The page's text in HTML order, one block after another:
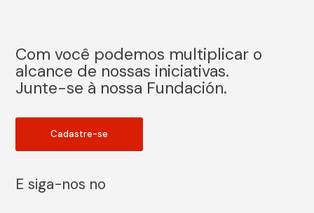
Com você podemos multiplicar o
alcance de nossas iniciativas.
Junte-se à nossa Fundación.
Cadastre-se
E siga-nos no